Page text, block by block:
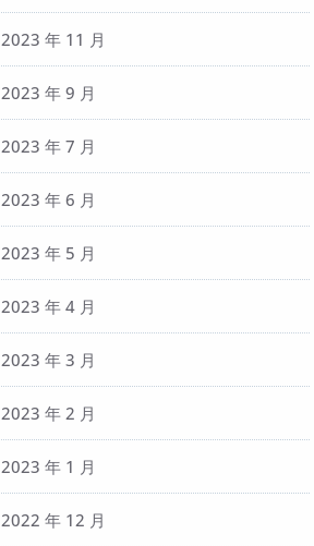
2023 年 11 月
2023 年 9 月
2023 年 7 月
2023 年 6 月
2023 年 5 月
2023 年 4 月
2023 年 3 月
2023 年 2 月
2023 年 1 月
2022 年 12 月